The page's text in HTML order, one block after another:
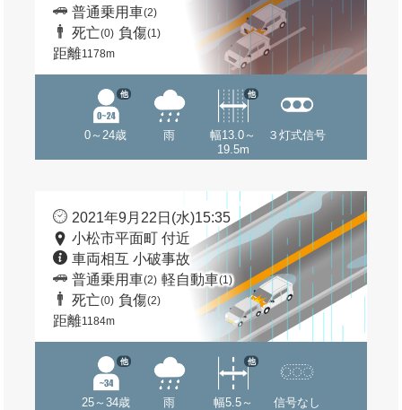
普通乗用車(2)
死亡(0) 負傷(1)
距離1178m
0～24歳
他
雨
幅13.0～
19.5m
他
３灯式信号
2021年9月22日(水)15:35
小松市平面町 付近
車両相互 小破事故
普通乗用車(2) 軽自動車(1)
死亡(0) 負傷(2)
距離1184m
25～34歳
他
雨
幅5.5～
他
信号なし